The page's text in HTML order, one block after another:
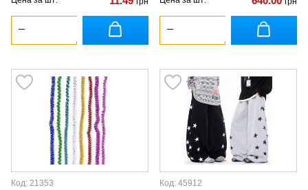
Код: 21353
Код: 45912